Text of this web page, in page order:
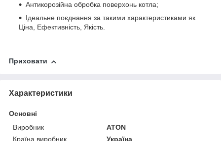
Антикорозійна обробка поверхонь котла;
Ідеальне поєднання за такими характеристиками як
Ціна, Ефективність, Якість.
Приховати
Характеристики
Основні
Виробник
ATON
Країна виробник
Україна